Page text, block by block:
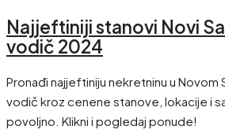
Najjeftiniji stanovi Novi
vodič 2024
Pronađi najjeftiniju nekretninu u Novom
vodič kroz cenene stanove, lokacije i
povoljno. Klikni i pogledaj ponude!